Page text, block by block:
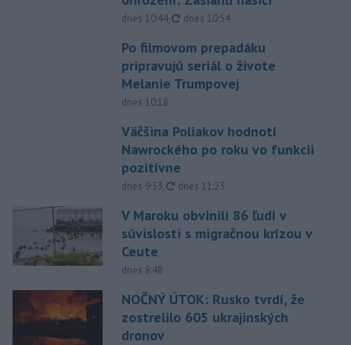
dnes 10:44, aktualizované
dnes 10:54
Po filmovom prepadáku
pripravujú seriál o živote
Melanie Trumpovej
dnes 10:18
Väčšina Poliakov hodnotí
Nawrockého po roku vo funkcii
pozitívne
dnes 9:53, aktualizované
dnes 11:23
V Maroku obvinili 86 ľudí v
súvislosti s migračnou krízou v
Ceute
dnes 8:48
NOČNÝ ÚTOK: Rusko tvrdí, že
zostrelilo 605 ukrajinských
dronov